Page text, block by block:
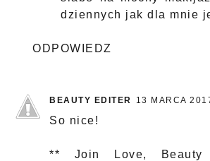
dziennych jak dla mnie
ODPOWIEDZ
BEAUTY EDITER 13 MARCA
So nice!
** Join Love, Beauty